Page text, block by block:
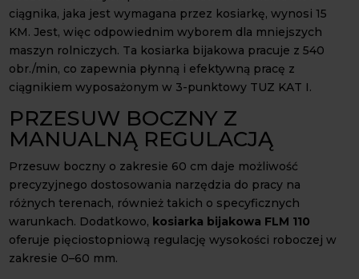
ciągnika, jaka jest wymagana przez kosiarkę, wynosi 15
KM. Jest, więc odpowiednim wyborem dla mniejszych
maszyn rolniczych. Ta kosiarka bijakowa pracuje z 540
obr./min, co zapewnia płynną i efektywną pracę z
ciągnikiem wyposażonym w 3-punktowy TUZ KAT I.
PRZESUW BOCZNY Z
MANUALNĄ REGULACJĄ
Przesuw boczny o zakresie 60 cm daje możliwość
precyzyjnego dostosowania narzędzia do pracy na
różnych terenach, również takich o specyficznych
warunkach. Dodatkowo, kosiarka bijakowa FLM 110
oferuje pięciostopniową regulację wysokości roboczej w
zakresie 0–60 mm.